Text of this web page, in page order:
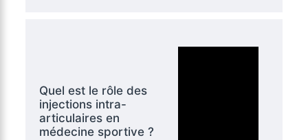
Quel est le rôle des
injections intra-
articulaires en
médecine sportive ?